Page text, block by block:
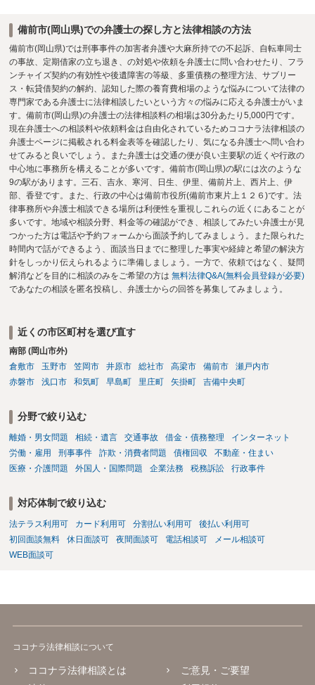
備前市(岡山県)での弁護士の探し方と法律相談の方法
備前市(岡山県)では刑事事件の加害者弁護や大麻所持での不起訴、自転車同士
の事故、定期借家の立ち退き、の対処や依頼を弁護士に問い合わせたり、フラ
ンチャイズ契約の有効性や後遺障害の等級、多重債務の整理方法、サブリー
ス・転貸借契約の解約、認知した際の養育費相場のような悩みについて法律の
専門家である弁護士に法律相談したいという方々の悩みに応える弁護士がいま
す。備前市(岡山県)の弁護士の法律相談料の相場は30分あたり5,000円です。
現在弁護士への相談料や依頼料金は自由化されているためココナラ法律相談の
弁護士ページに掲載される料金表等を確認したり、気になる弁護士へ問い合わ
せてみると良いでしょう。また弁護士は交通の便が良い主要駅の近くや行政の
中心地に事務所を構えることが多いです。備前市(岡山県)の駅には次のような
9の駅があります。三石、吉永、寒河、日生、伊里、備前片上、西片上、伊
部、香登です。また、行政の中心は備前市役所(備前市東片上１２６)です。法
律事務所や弁護士相談できる場所は利便性を重視しこれらの近くにあることが
多いです。地域や相談分野、料金等の確認ができ、相談してみたい弁護士が見
つかった方は電話や予約フォームから面談予約してみましょう。また限られた
時間内で話ができるよう、面談当日までに整理した事実や経緯と希望の解決方
針をしっかり伝えられるように準備しましょう。一方で、依頼ではなく、疑問
解消などを目的に相談のみをご希望の方は 無料法律Q&A(無料会員登録が必要)
であなたの相談を匿名投稿し、弁護士からの回答を募集してみましょう。
近くの市区町村を選び直す
南部 (岡山市外)
倉敷市
玉野市 笠岡市 井原市 総社市 高梁市 備前市
瀬戸内市
赤磐市
浅口市 和気町 早島町 里庄町 矢掛町 吉備中央町
分野で絞り込む
離婚・男女問題 相続・遺言 交通事故 借金・債務整理
インターネット
労働・雇用
刑事事件 詐欺・消費者問題 債権回収
不動産・住まい
医療・介護問題
外国人・国際問題 企業法務 税務訴訟 行政事件
対応体制で絞り込む
法テラス利用可 カード利用可 分割払い利用可
後払い利用可
初回面談無料
休日面談可 夜間面談可 電話相談可
メール相談可
WEB面談可
ココナラ法律相談について
ココナラ法律相談とは
ご意見・ご要望